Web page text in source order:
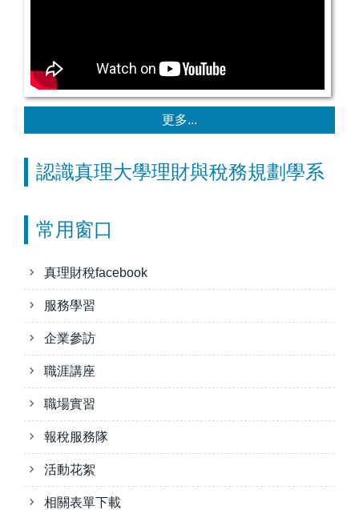
更多...
認識真理大學理財與稅務規劃學系
常用窗口
真理財稅facebook
服務學習
企業參訪
職涯講座
職場實習
報稅服務隊
活動花絮
相關表單下載